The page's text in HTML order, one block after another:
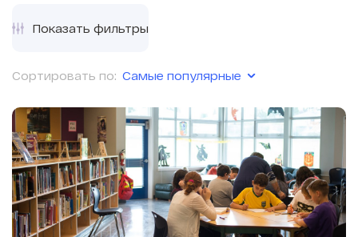
Сортировать по: Самые популярные
Показать фильтры